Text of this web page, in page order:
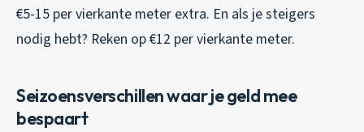
€5-15 per vierkante meter extra. En als je steigers
nodig hebt? Reken op €12 per vierkante meter.
Seizoensverschillen waar je geld mee
bespaart